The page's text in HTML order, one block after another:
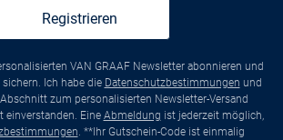
Registrieren
VAN GRAAF Newsletter abonnieren und
Ich habe die Datenschutzbestimmungen und
zum personalisierten Newsletter-Versand
einverstanden. Eine Abmeldung ist jederzeit möglich,
. **Ihr Gutschein-Code ist einmalig